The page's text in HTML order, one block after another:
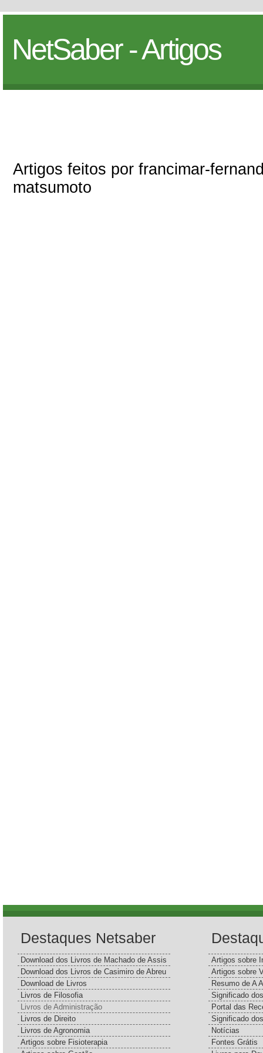
NetSaber - Artigos
Artigos feitos por francimar-
matsumoto
Destaques Netsaber
Download dos Livros de Machado de Assis
Download dos Livros de Casimiro de Abreu
Download de Livros
Livros de Filosofia
Livros de Administração
Livros de Direito
Livros de Agronomia
Artigos sobre Fisioterapia
Artigos sobre
Artigos sobre
Resumo de A
Significado
Portal das
Significado
Notícias
Fontes Grátis